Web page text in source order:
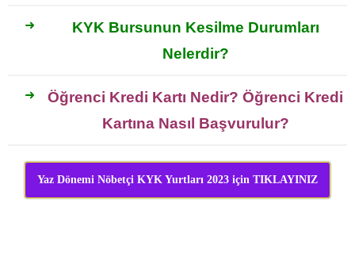
KYK Bursunun Kesilme Durumları
Nelerdir?
Öğrenci Kredi Kartı Nedir? Öğrenci Kredi
Kartına Nasıl Başvurulur?
Yaz Dönemi Nöbetçi KYK Yurtları 2023 için TIKLAYINIZ